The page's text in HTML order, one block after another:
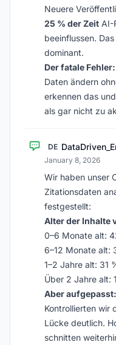
Neuere
25 % der Zeit AI-
beeinflussen.
dominant.
Der fatale Fehler:
Daten ändern
erkennen das
als gar nicht zu
DE
January 8, 2026
Wir haben unser
Zitationsdaten
festgestellt:
Alter der Inhalte
0–6 Monate alt:
6–12 Monate alt:
1–2 Jahre alt: 31
Über 2 Jahre alt:
Aber aufgepasst:
Kontrollierten wir
Lücke deutlich.
schnitten